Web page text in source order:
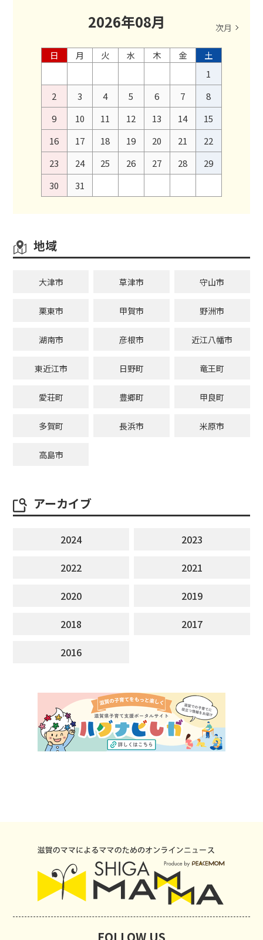
2026年08月 次月
日 月 火 水 木 金
土
1
2
3 4 5 6 7
8
9
10 11 12 13 14
15
16
17 18 19 20 21
22
23
24 25 26 27 28
29
30
31
地域
大津市 草津市 守山市
栗東市 甲賀市 野洲市
湖南市 彦根市 近江八幡市
東近江市 日野町 竜王町
愛荘町 豊郷町 甲良町
多賀町 長浜市 米原市
高島市
アーカイブ
2024
2023
2022
2021
2020
2019
2018
2017
2016